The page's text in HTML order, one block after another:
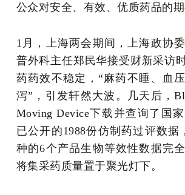
公众对安全、有效、优质药品的期
1月，上海两会期间，上海政协
普外科主任郑民华接受财新采访
药药效不稳定，“麻药不睡、血
泻”，引发轩然大波。几天后，
Moving Device下载并查询了国
已公开的1988份仿制药过评数据
种的6个产品生物等效性数据完
将集采药质量置于聚光灯下。